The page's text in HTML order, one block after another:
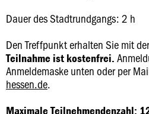
Dauer des Stadtrundgangs: 2 h
Den Treffpunkt erhalten Sie mit
Teilnahme ist kostenfrei.
Anmeldemaske unten oder per
hessen.de.
Maximale Teilnehmendenzahl: